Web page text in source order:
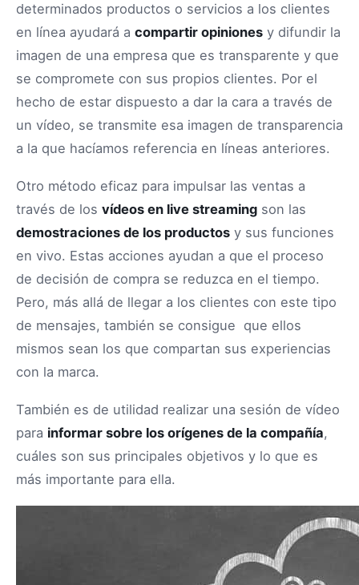
determinados productos o servicios a los clientes
en línea ayudará a compartir opiniones y difundir la
imagen de una empresa que es transparente y que
se compromete con sus propios clientes. Por el
hecho de estar dispuesto a dar la cara a través de
un vídeo, se transmite esa imagen de transparencia
a la que hacíamos referencia en líneas anteriores.
Otro método eficaz para impulsar las ventas a
través de los vídeos en live streaming son las
demostraciones de los productos y sus funciones
en vivo. Estas acciones ayudan a que el proceso
de decisión de compra se reduzca en el tiempo.
Pero, más allá de llegar a los clientes con este tipo
de mensajes, también se consigue que ellos
mismos sean los que compartan sus experiencias
con la marca.
También es de utilidad realizar una sesión de vídeo
para informar sobre los orígenes de la compañía,
cuáles son sus principales objetivos y lo que es
más importante para ella.